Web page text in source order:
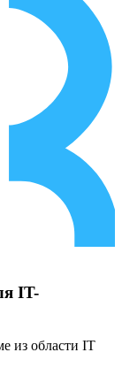
IT-
из области IT